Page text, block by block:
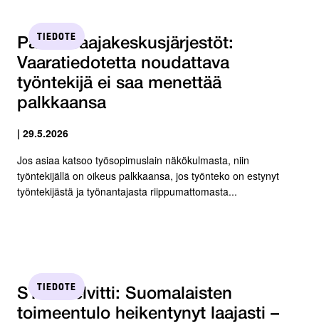
TIEDOTE
Palkansaajakeskus­järjestöt:
Vaaratiedotetta noudattava
työntekijä ei saa menettää
palkkaansa
| 29.5.2026
Jos asiaa katsoo työsopimuslain näkökulmasta, niin
työntekijällä on oikeus palkkaansa, jos työnteko on estynyt
työntekijästä ja työnantajasta riippumattomasta...
TIEDOTE
STTK selvitti: Suomalaisten
toimeentulo heikentynyt laajasti –